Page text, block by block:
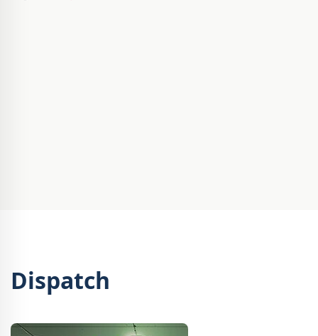
Dispatch